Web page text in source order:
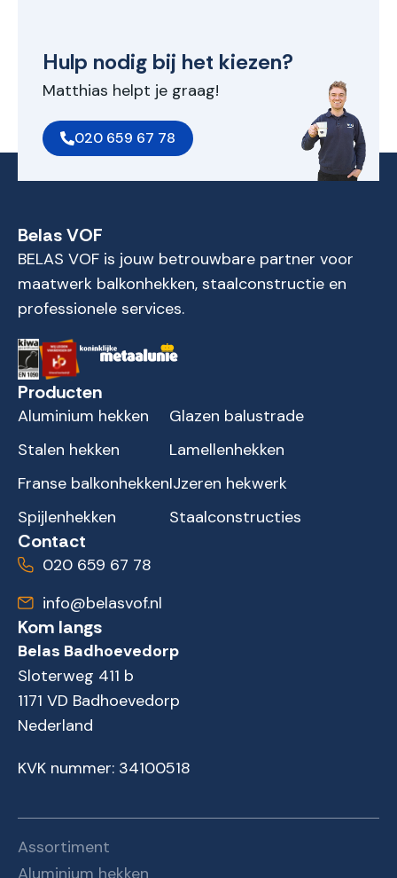
Hulp nodig bij het kiezen?
Matthias helpt je graag!
020 659 67 78
Belas VOF
BELAS VOF is jouw betrouwbare partner voor
maatwerk balkonhekken, staalconstructie en
professionele services.
Producten
Aluminium hekken
Stalen hekken
Franse balkonhekken
Spijlenhekken
Glazen balustrade
Lamellenhekken
IJzeren hekwerk
Staalconstructies
Contact
020 659 67 78
info@belasvof.nl
Kom langs
Belas Badhoevedorp
Sloterweg 411 b
1171 VD Badhoevedorp
Nederland
KVK nummer: 34100518
Assortiment
Aluminium hekken